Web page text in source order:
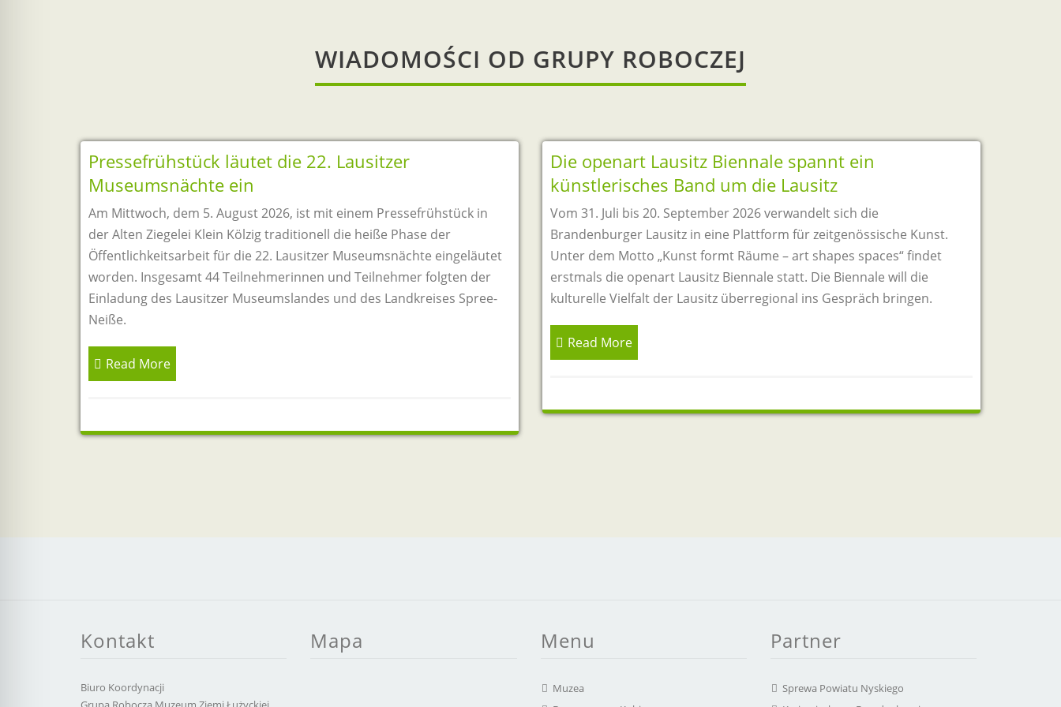
WIADOMOŚCI OD GRUPY ROBOCZEJ
Pressefrühstück läutet die 22. Lausitzer
Museumsnächte ein
Am Mittwoch, dem 5. August 2026, ist mit einem Pressefrühstück in
der Alten Ziegelei Klein Kölzig traditionell die heiße Phase der
Öffentlichkeitsarbeit für die 22. Lausitzer Museumsnächte eingeläutet
worden. Insgesamt 44 Teilnehmerinnen und Teilnehmer folgten der
Einladung des Lausitzer Museumslandes und des Landkreises Spree-
Neiße.
Read More
Die openart Lausitz Biennale spannt ein
künstlerisches Band um die Lausitz
Vom 31. Juli bis 20. September 2026 verwandelt sich die
Brandenburger Lausitz in eine Plattform für zeitgenössische Kunst.
Unter dem Motto „Kunst formt Räume – art shapes spaces“ findet
erstmals die openart Lausitz Biennale statt. Die Biennale will die
kulturelle Vielfalt der Lausitz überregional ins Gespräch bringen.
Read More
Kontakt
Biuro Koordynacji
Mapa Menu
Muzea
Partner
Sprewa Powiatu Nyskiego